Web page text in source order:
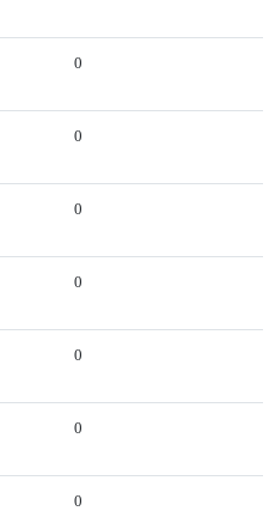
0
0
0
0
0
0
0